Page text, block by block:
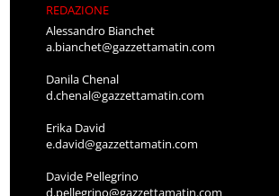
REDAZIONE
Alessandro Bianchet
a.bianchet@gazzettamatin.com
Danila Chenal
d.chenal@gazzettamatin.com
Erika David
e.david@gazzettamatin.com
Davide Pellegrino
d.pellegrino@gazzettamatin.com